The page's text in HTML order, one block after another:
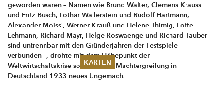
KARTEN
geworden waren – Namen wie Bruno Walter, Clemens Krauss
und Fritz Busch, Lothar Wallerstein und Rudolf Hartmann,
Alexander Moissi, Werner Krauß und Helene Thimig, Lotte
Lehmann, Richard Mayr, Helge Roswaenge und Richard Tauber
sind untrennbar mit den Gründerjahren der Festspiele
verbunden –, drohte mit dem Höhepunkt der
Weltwirtschaftskrise sowie Hitlers Machtergreifung in
Deutschland 1933 neues Ungemach.